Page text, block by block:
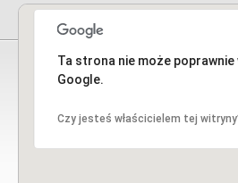
Ta strona nie może
Google.
Czy jesteś właścicielem tej